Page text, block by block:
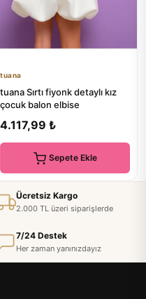
tuana
tuana Sırtı fiyonk detaylı kız
çocuk balon elbise
4.117,99 ₺
Sepete Ekle
Ücretsiz Kargo
2.000 TL üzeri siparişlerde
7/24 Destek
Her zaman yanınızdayız